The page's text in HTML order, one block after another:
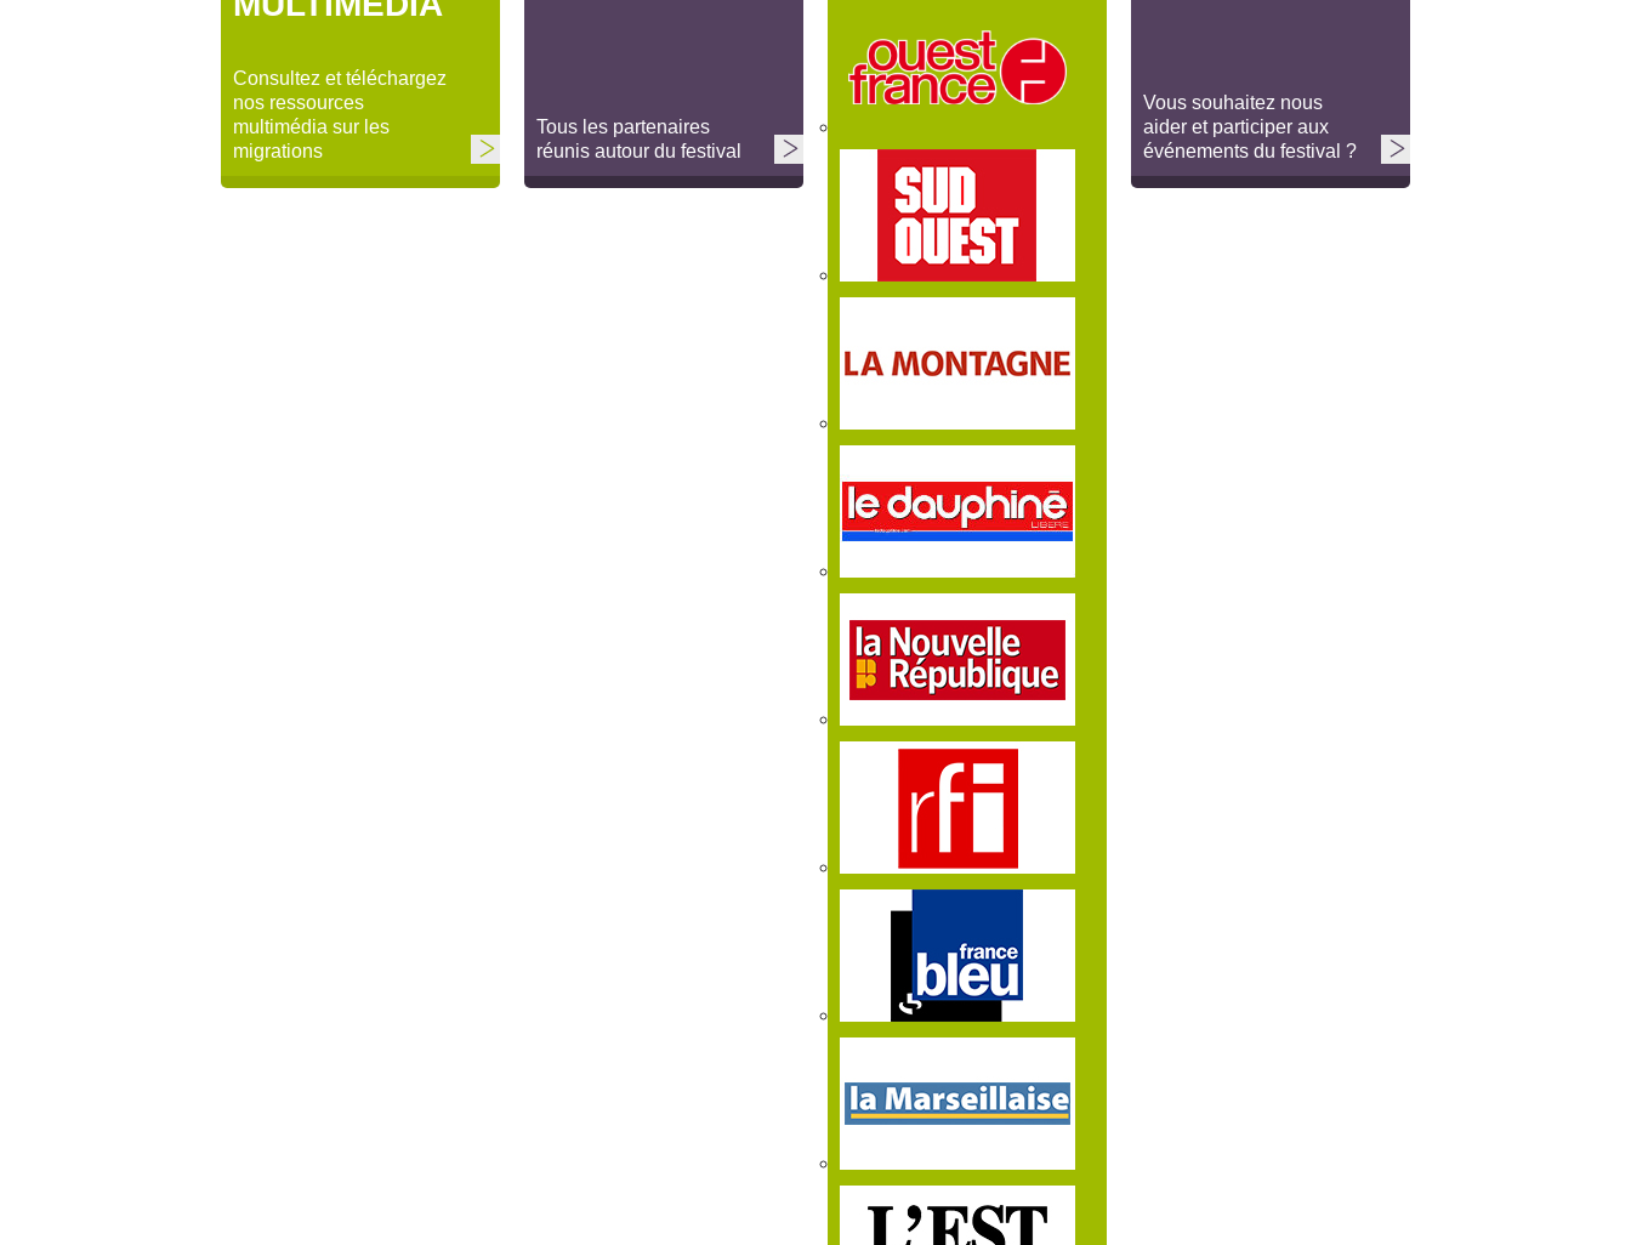
Consultez et téléchargez
nos ressources
multimédia sur les
migrations
Tous les partenaires
réunis autour du festival
Vous souhaitez nous
aider et participer aux
événements du festival ?